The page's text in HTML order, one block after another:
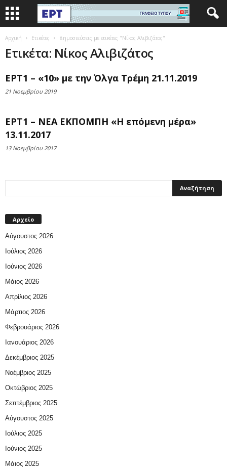
Αρχική Ετικέτες Δημοσιεύσεις με ετικέτες "Νίκος Αλιβιζάτος"
Ετικέτα: Νίκος Αλιβιζάτος
ΕΡΤ1 – «10» με την Όλγα Τρέμη 21.11.2019
21 Νοεμβρίου 2019
ΕΡΤ1 – ΝΕΑ ΕΚΠΟΜΠΗ «Η επόμενη μέρα»
13.11.2017
13 Νοεμβρίου 2017
Αρχείο
Αύγουστος 2026
Ιούλιος 2026
Ιούνιος 2026
Μάιος 2026
Απρίλιος 2026
Μάρτιος 2026
Φεβρουάριος 2026
Ιανουάριος 2026
Δεκέμβριος 2025
Νοέμβριος 2025
Οκτώβριος 2025
Σεπτέμβριος 2025
Αύγουστος 2025
Ιούλιος 2025
Ιούνιος 2025
Μάιος 2025